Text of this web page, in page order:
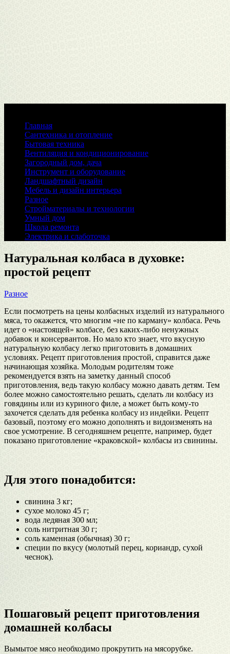
Главная
Сантехника и отопление
Бытовая техника
Вентиляция и кондиционирование
Загородный дом, дача
Инструмент и оборудование
Ландшафтный дизайн
Мебель и дизайн интерьера
Разное
Стройматериалы и технологии
Умный дом
Школа ремонта
Электрика и слаботочка
Натуральная колбаса в духовке:
простой рецепт
Разное
Если посмотреть на цены колбасных изделий из натурального
мяса, то окажется, что многим «не по карману» колбаса. Речь
идет о «настоящей» колбасе, без каких-либо ненужных
добавок и консервантов. Но мало кто знает, что вкусную
натуральную колбасу легко приготовить в домашних
условиях. Рецепт приготовления простой, справится даже
начинающая хозяйка. Молодым родителям тоже
рекомендуется взять на заметку данный способ
приготовления, ведь такую колбасу можно давать детям. Тем
более можно самостоятельно решать, сделать ли колбасу из
говядины или из куриного филе, а может быть кому-то
захочется сделать для ребенка колбасу из индейки. Рецепт
базовый, поэтому его можно дополнять и видоизменять на
свое усмотрение. В сегодняшнем рецепте, например, будет
показано приготовление «краковской» колбасы из свинины.
Для этого понадобится:
свинина 3 кг;
сухое молоко 45 г;
вода ледяная 300 мл;
соль нитритная 30 г;
соль каменная (обычная) 30 г;
специи по вкусу (молотый перец, кориандр, сухой
чеснок).
Пошаговый рецепт приготовления
домашней колбасы
Вымытое мясо необходимо прокрутить на мясорубке.